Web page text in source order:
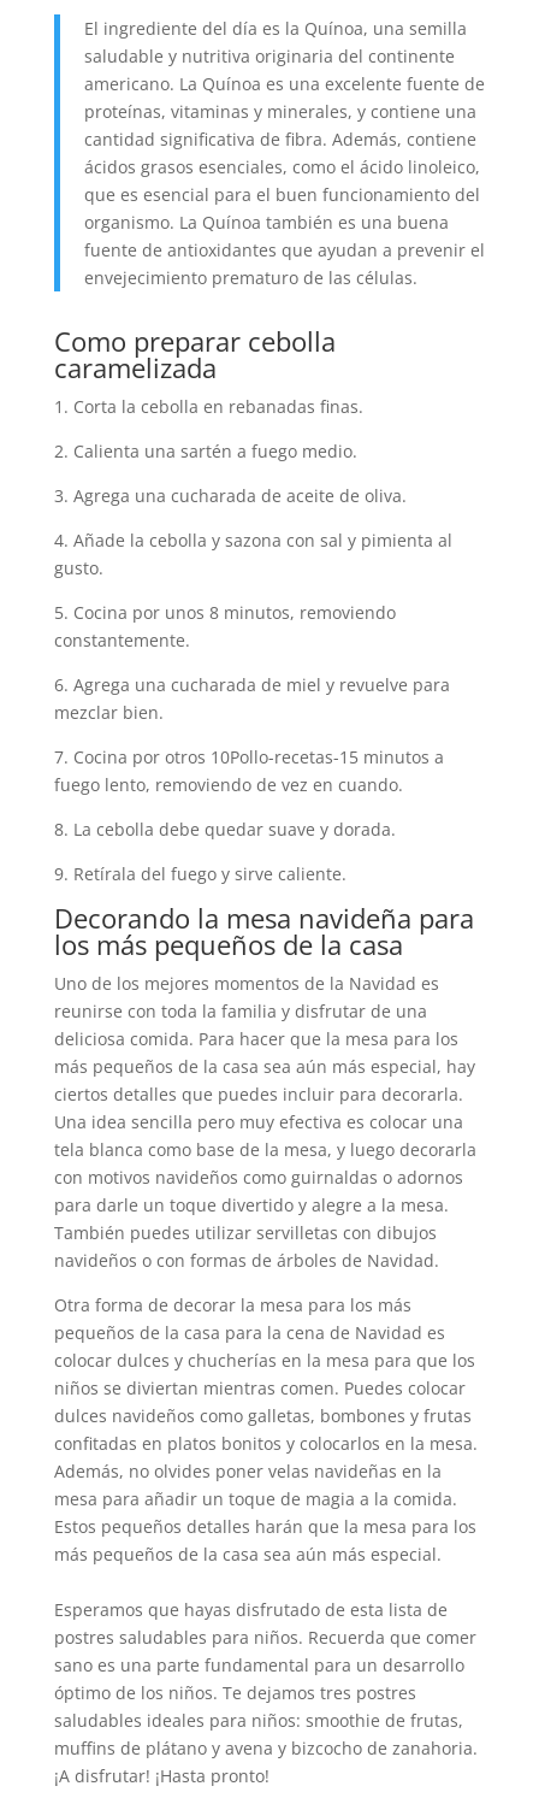
El ingrediente del día es la Quínoa, una semilla
saludable y nutritiva originaria del continente
americano. La Quínoa es una excelente fuente de
proteínas, vitaminas y minerales, y contiene una
cantidad significativa de fibra. Además, contiene
ácidos grasos esenciales, como el ácido linoleico,
que es esencial para el buen funcionamiento del
organismo. La Quínoa también es una buena
fuente de antioxidantes que ayudan a prevenir el
envejecimiento prematuro de las células.
Como preparar cebolla
caramelizada
1. Corta la cebolla en rebanadas finas.
2. Calienta una sartén a fuego medio.
3. Agrega una cucharada de aceite de oliva.
4. Añade la cebolla y sazona con sal y pimienta al
gusto.
5. Cocina por unos 8 minutos, removiendo
constantemente.
6. Agrega una cucharada de miel y revuelve para
mezclar bien.
7. Cocina por otros 10Pollo-recetas-15 minutos a
fuego lento, removiendo de vez en cuando.
8. La cebolla debe quedar suave y dorada.
9. Retírala del fuego y sirve caliente.
Decorando la mesa navideña para
los más pequeños de la casa
Uno de los mejores momentos de la Navidad es
reunirse con toda la familia y disfrutar de una
deliciosa comida. Para hacer que la mesa para los
más pequeños de la casa sea aún más especial, hay
ciertos detalles que puedes incluir para decorarla.
Una idea sencilla pero muy efectiva es colocar una
tela blanca como base de la mesa, y luego decorarla
con motivos navideños como guirnaldas o adornos
para darle un toque divertido y alegre a la mesa.
También puedes utilizar servilletas con dibujos
navideños o con formas de árboles de Navidad.
Otra forma de decorar la mesa para los más
pequeños de la casa para la cena de Navidad es
colocar dulces y chucherías en la mesa para que los
niños se diviertan mientras comen. Puedes colocar
dulces navideños como galletas, bombones y frutas
confitadas en platos bonitos y colocarlos en la mesa.
Además, no olvides poner velas navideñas en la
mesa para añadir un toque de magia a la comida.
Estos pequeños detalles harán que la mesa para los
más pequeños de la casa sea aún más especial.
Esperamos que hayas disfrutado de esta lista de
postres saludables para niños. Recuerda que comer
sano es una parte fundamental para un desarrollo
óptimo de los niños. Te dejamos tres postres
saludables ideales para niños: smoothie de frutas,
muffins de plátano y avena y bizcocho de zanahoria.
¡A disfrutar! ¡Hasta pronto!